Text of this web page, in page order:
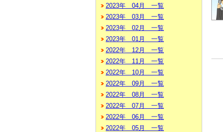
2023年 04月 一覧
2023年 03月 一覧
2023年 02月 一覧
2023年 01月 一覧
2022年 12月 一覧
2022年 11月 一覧
2022年 10月 一覧
2022年 09月 一覧
2022年 08月 一覧
2022年 07月 一覧
2022年 06月 一覧
2022年 05月 一覧